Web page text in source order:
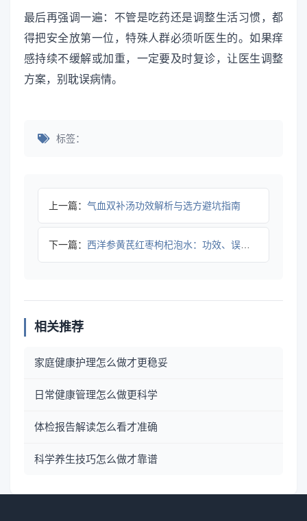
最后再强调一遍：不管是吃药还是调整生活习惯，都
得把安全放第一位，特殊人群必须听医生的。如果痒
感持续不缓解或加重，一定要及时复诊，让医生调整
方案，别耽误病情。
标签：
上一篇： 气血双补汤功效解析与选方避坑指南
下一篇： 西洋参黄芪红枣枸杞泡水：功效、误区与正确饮用方法
相关推荐
家庭健康护理怎么做才更稳妥
日常健康管理怎么做更科学
体检报告解读怎么看才准确
科学养生技巧怎么做才靠谱